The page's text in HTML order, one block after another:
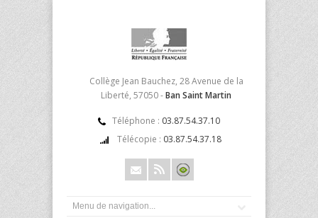
Collège Jean Bauchez, 28 Avenue de la
Liberté, 57050 -Ban Saint Martin
Téléphone : 03.87.54.37.10
Télécopie : 03.87.54.37.18